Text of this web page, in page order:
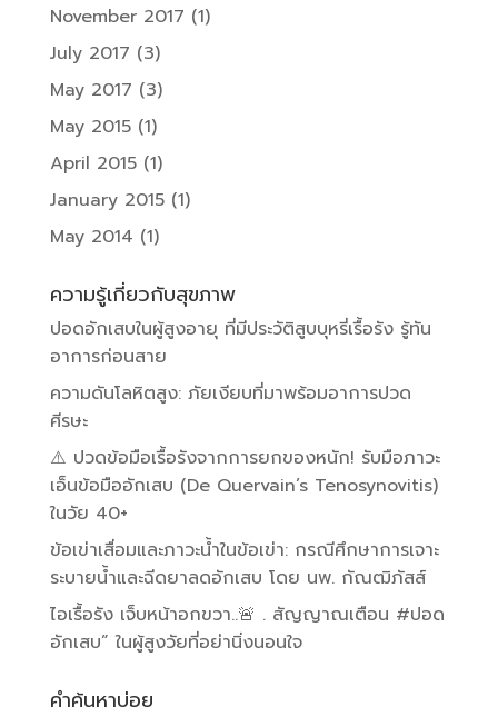
November 2017 (1)
July 2017 (3)
May 2017 (3)
May 2015(1)
April 2015(1)
January 2015(1)
May 2014 (1)
ความรู้เกี่ยวกับสุขภาพ
ปอดอักเสบในผู้สูงอายุ ที่มีประวัติสูบบุหรี่เรื้อรัง รู้ทัน
อาการก่อนสาย
ความดันโลหิตสูง: ภัยเงียบที่มาพร้อมอาการปวด
ศีรษะ
⚠️ ปวดข้อมือเรื้อรังจากการยกของหนัก! รับมือภาวะ
เอ็นข้อมืออักเสบ (De Quervain’s Tenosynovitis)
ในวัย 40+
ข้อเข่าเสื่อมและภาวะน้ำในข้อเข่า: กรณีศึกษาการเจาะ
ระบายน้ำและฉีดยาลดอักเสบ โดย นพ. กัณฒิภัสส์
ไอเรื้อรัง เจ็บหน้าอกขวา..🚨 . สัญญาณเตือน #ปอด
อักเสบ” ในผู้สูงวัยที่อย่านิ่งนอนใจ
คำค้นหาบ่อย